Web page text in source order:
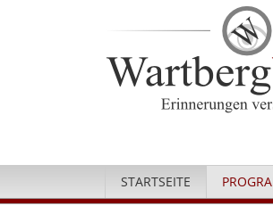
STARTSEITE